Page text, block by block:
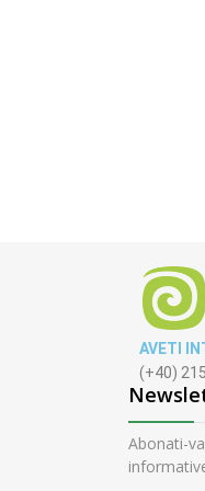
AVETI
(+40)
Abonati-